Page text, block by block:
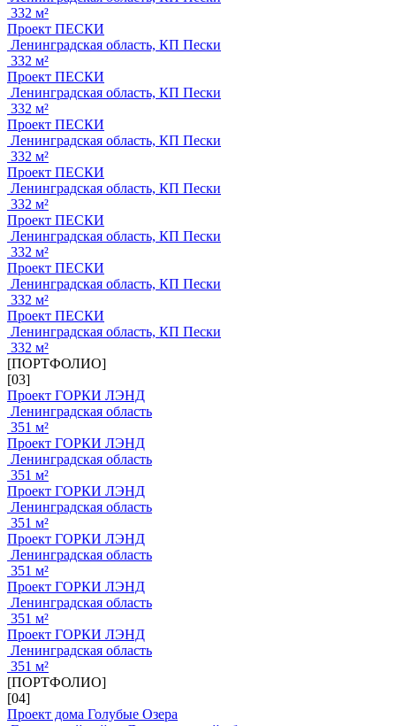
332 м²
Проект ПЕСКИ
Ленинградская область, КП Пески
332 м²
Проект ПЕСКИ
Ленинградская область, КП Пески
332 м²
Проект ПЕСКИ
Ленинградская область, КП Пески
332 м²
Проект ПЕСКИ
Ленинградская область, КП Пески
332 м²
Проект ПЕСКИ
Ленинградская область, КП Пески
332 м²
Проект ПЕСКИ
Ленинградская область, КП Пески
332 м²
Проект ПЕСКИ
Ленинградская область, КП Пески
332 м²
[ПОРТФОЛИО]
[03]
Проект ГОРКИ ЛЭНД
Ленинградская область
351 м²
Проект ГОРКИ ЛЭНД
Ленинградская область
351 м²
Проект ГОРКИ ЛЭНД
Ленинградская область
351 м²
Проект ГОРКИ ЛЭНД
Ленинградская область
351 м²
Проект ГОРКИ ЛЭНД
Ленинградская область
351 м²
Проект ГОРКИ ЛЭНД
Ленинградская область
351 м²
[ПОРТФОЛИО]
[04]
Проект дома Голубые Озера